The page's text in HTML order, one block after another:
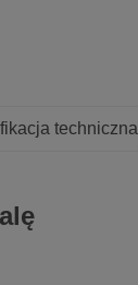
techniczna